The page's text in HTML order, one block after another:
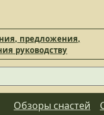
предложения,
руководству
Обзоры снастей